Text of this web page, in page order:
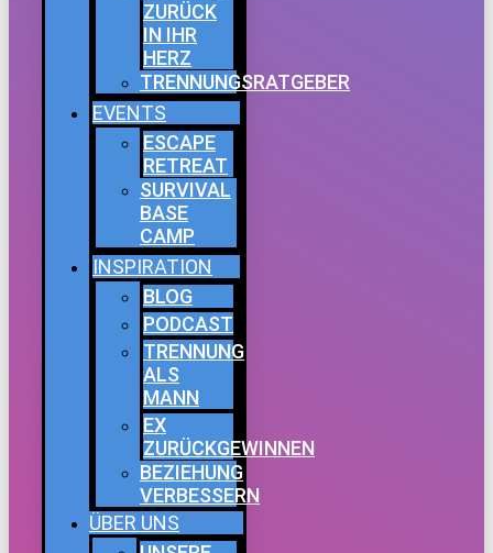
ZURÜCK
IN IHR
HERZ
TRENNUNGSRATGEBER
EVENTS
ESCAPE
RETREAT
SURVIVAL
BASE
CAMP
INSPIRATION
BLOG
PODCAST
TRENNUNG
ALS
MANN
EX
ZURÜCKGEWINNEN
BEZIEHUNG
VERBESSERN
ÜBER UNS